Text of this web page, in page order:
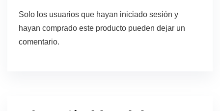
Solo los usuarios que hayan iniciado sesión y
hayan comprado este producto pueden dejar un
comentario.